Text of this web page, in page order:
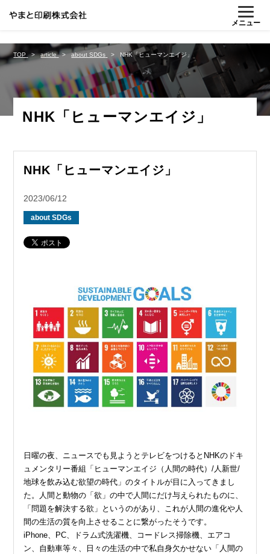
メニュー
TOP article about SDGs NHK「ヒューマンエイジ」
NHK「ヒューマンエイジ」
NHK「ヒューマンエイジ」
2023/06/12
about SDGs
日曜の夜、ニュースでも見ようとテレビをつけるとNHKのドキ
ュメンタリー番組「ヒューマンエイジ（人間の時代）/人新世/
地球を飲み込む欲望の時代」のタイトルが目に入ってきまし
た。人間と動物の「欲」の中で人間にだけ与えられたものに、
「問題を解決する欲」というのがあり、これが人間の進化や人
間の生活の質を向上させることに繋がったそうです。
iPhone、PC、ドラム式洗濯機、コードレス掃除機、エアコ
ン、自動車等々、日々の生活の中で私自身欠かせない「人間の